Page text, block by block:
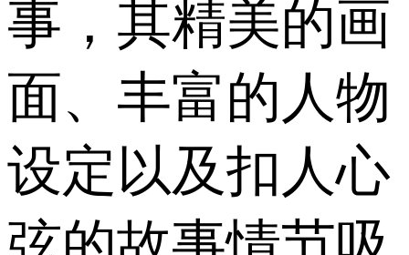
事，其精美的画
面、丰富的人物
设定以及扣人心